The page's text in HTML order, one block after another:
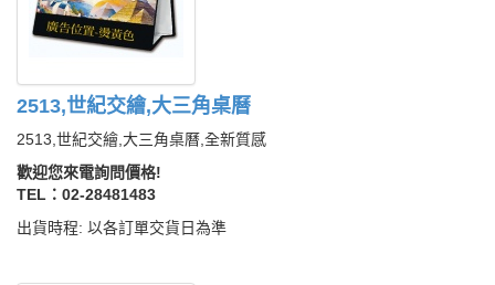
2513,世紀交繪,大三角桌曆
2513,世紀交繪,大三角桌曆,全新質感
歡迎您來電詢問價格!
TEL：02-28481483
出貨時程: 以各訂單交貨日為準